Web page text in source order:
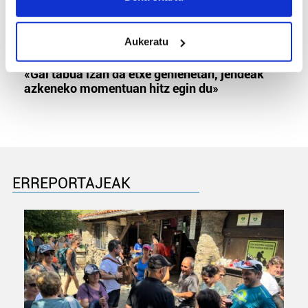
Identify your device by actively scanning it for
specific characteristics (fingerprinting)
Find out more about how your personal data is processed
and set your preferences in thedetails section
pertsonalizatuak eskaintzeko, iragarkiak eta edukia
neurtzeko, jendeari buruzko informazioa biltzeko eta
produktuak garatzeko. Zure datuak nork eta zertarako
erabiltzen dituen hauta dezakezu.
Bazkide batzuek ez dizute baimenik eskatzen, eta beren
interes komertzial legitimoetan babesten dira. Ikusi gure
bazkideen zerrenda, beren ustez zein helburutarako
Aukeratu
MEMORIA HISTORIKOA
«Gai tabua izan da etxe gehienetan, jendeak
azkeneko momentuan hitz egin du»
ERREPORTAJEAK